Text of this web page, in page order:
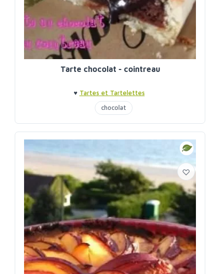
Tarte chocolat - cointreau
♥ Tartes et Tartelettes
chocolat